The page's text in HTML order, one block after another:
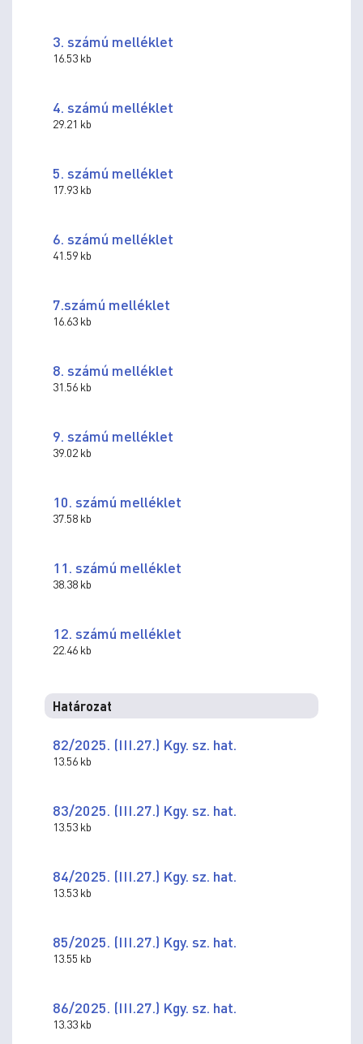
3. számú melléklet
16.53 kb
4. számú melléklet
29.21 kb
5. számú melléklet
17.93 kb
6. számú melléklet
41.59 kb
7.számú melléklet
16.63 kb
8. számú melléklet
31.56 kb
9. számú melléklet
39.02 kb
10. számú melléklet
37.58 kb
11. számú melléklet
38.38 kb
12. számú melléklet
22.46 kb
Határozat
82/2025. (III.27.) Kgy. sz. hat.
13.56 kb
83/2025. (III.27.) Kgy. sz. hat.
13.53 kb
84/2025. (III.27.) Kgy. sz. hat.
13.53 kb
85/2025. (III.27.) Kgy. sz. hat.
13.55 kb
86/2025. (III.27.) Kgy. sz. hat.
13.33 kb